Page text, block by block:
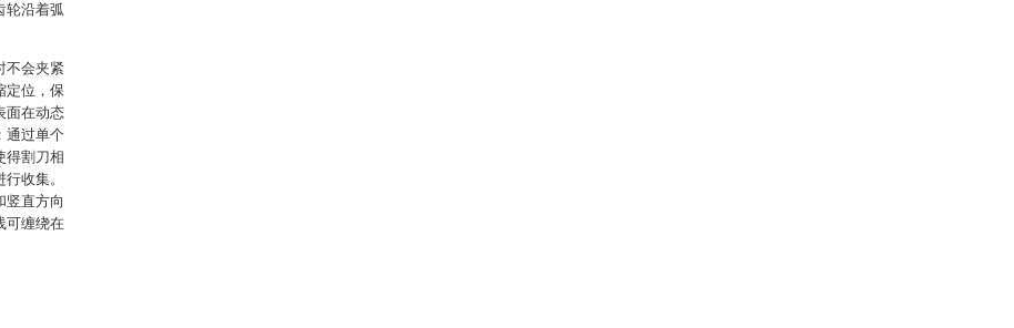
轮沿着弧
不会夹紧
定位，保
面在动态
通过单个
得割刀相
收集。
竖直方向
可缠绕在